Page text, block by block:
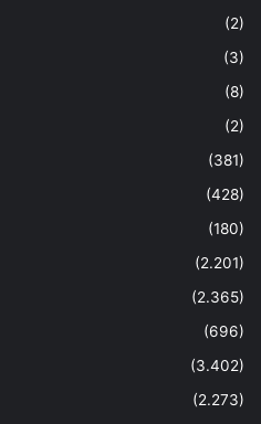
(2)
(3)
(8)
(2)
(381)
(428)
(180)
(2.201)
(2.365)
(696)
(3.402)
(2.273)